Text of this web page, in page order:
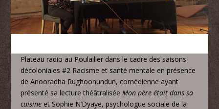
Plateau radio au Poulailler dans le cadre des saisons
décoloniales #2 Racisme et santé mentale en présence
de Anooradha Rughoonundun, comédienne ayant
présenté sa lecture théâtralisée Mon père était dans sa
cuisine et Sophie N’Dyaye, psychologue sociale de la